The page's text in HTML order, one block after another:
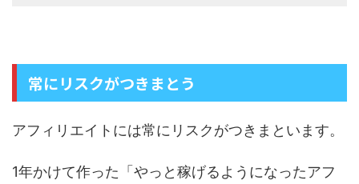
常にリスクがつきまとう
アフィリエイトには常にリスクがつきまといます。
1年かけて作った「やっと稼げるようになったアフ